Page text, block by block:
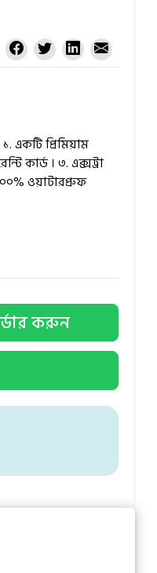
একটি প্রিমিয়াম
কার্ড । ৩. এক্সট্রা
ওয়াটারপ্রুফ
করুন